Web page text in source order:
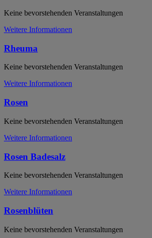
Keine bevorstehenden Veranstaltungen
Weitere Informationen
Rheuma
Keine bevorstehenden Veranstaltungen
Weitere Informationen
Rosen
Keine bevorstehenden Veranstaltungen
Weitere Informationen
Rosen Badesalz
Keine bevorstehenden Veranstaltungen
Weitere Informationen
Rosenblüten
Keine bevorstehenden Veranstaltungen